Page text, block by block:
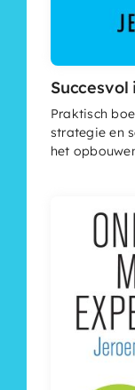
Praktisch
strategie en
het